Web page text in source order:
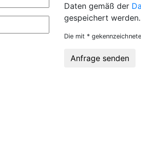
Daten gemäß der
gespeichert werden.
Die mit *
Anfrage senden